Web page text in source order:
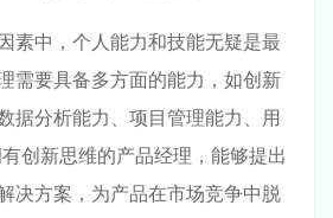
素中，个人能力和技能无疑是最
需要具备多方面的能力，如创新
据分析能力、项目管理能力、用
创新思维的产品经理，能够提出
决方案，为产品在市场竞争中脱